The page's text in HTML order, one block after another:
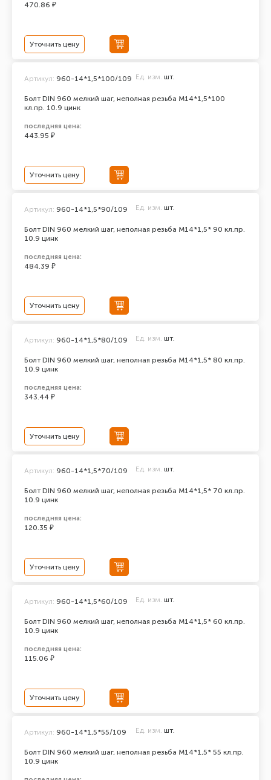
470.86 ₽
Уточнить цену
Болт DIN 960 мелкий шаг, неполная резьба M14*1,5*100
кл.пр. 10.9 цинк
Артикул: 960-14*1,5*100/109 Ед. изм. шт.
последняя цена:
443.95 ₽
Уточнить цену
Болт DIN 960 мелкий шаг, неполная резьба M14*1,5* 90 кл.пр.
10.9 цинк
Артикул: 960-14*1,5*90/109 Ед. изм. шт.
последняя цена:
484.39 ₽
Уточнить цену
Болт DIN 960 мелкий шаг, неполная резьба M14*1,5* 80 кл.пр.
10.9 цинк
Артикул: 960-14*1,5*80/109 Ед. изм. шт.
последняя цена:
343.44 ₽
Уточнить цену
Болт DIN 960 мелкий шаг, неполная резьба M14*1,5* 70 кл.пр.
10.9 цинк
Артикул: 960-14*1,5*70/109 Ед. изм. шт.
последняя цена:
120.35 ₽
Уточнить цену
Болт DIN 960 мелкий шаг, неполная резьба M14*1,5* 60 кл.пр.
10.9 цинк
Артикул: 960-14*1,5*60/109 Ед. изм. шт.
последняя цена:
115.06 ₽
Уточнить цену
Болт DIN 960 мелкий шаг, неполная резьба M14*1,5* 55 кл.пр.
10.9 цинк
Артикул: 960-14*1,5*55/109 Ед. изм. шт.